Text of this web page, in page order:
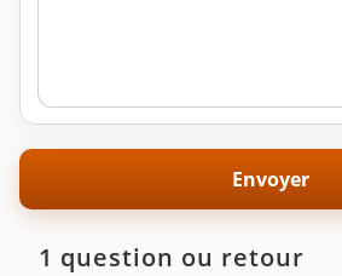
1 question ou retour